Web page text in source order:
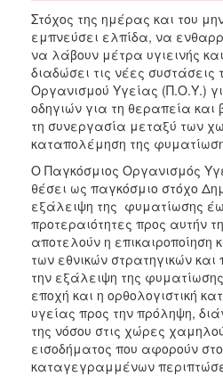
Στόχος της ημέρας και του
εμπνεύσει ελπίδα, να
να λάβουν μέτρα υγιεινής
διαδώσει τις νέες συστάσεις
Οργανισμού Υγείας (Π.Ο.Υ.)
οδηγιών για τη θεραπεία και
τη συνεργασία μεταξύ των
καταπολέμηση της
Ο Παγκόσμιος Οργανισμός
θέσει ως παγκόσμιο στόχο
εξάλειψη της φυματίωσης
προτεραιότητες προς αυτήν
αποτελούν η επικαιροποίηση
των εθνικών στρατηγικών
την εξάλειψη της
εποχή και η ορθολογιστική
υγείας προς την πρόληψη,
της νόσου στις χώρες
εισοδήματος που αφορούν
καταγεγραμμένων